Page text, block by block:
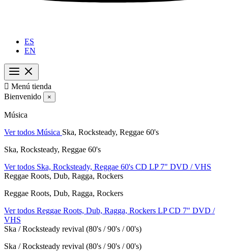
ES
EN
 Menú tienda
Bienvenido
×
Música
Ver todos Música Ska, Rocksteady, Reggae 60's
Ska, Rocksteady, Reggae 60's
Ver todos Ska, Rocksteady, Reggae 60's CD LP 7" DVD / VHS
Reggae Roots, Dub, Ragga, Rockers
Reggae Roots, Dub, Ragga, Rockers
Ver todos Reggae Roots, Dub, Ragga, Rockers LPCD 7" DVD /
VHS
Ska / Rocksteady revival (80's / 90's / 00's)
Ska / Rocksteady revival (80's / 90's / 00's)